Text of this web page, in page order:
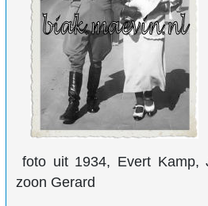
foto uit 1934, Evert Kamp,
zoon Gerard